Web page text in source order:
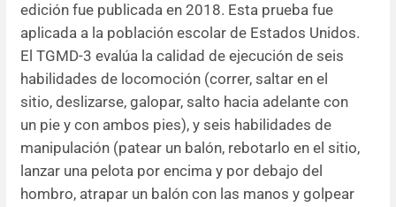
edición fue publicada en 2018. Esta prueba fue
aplicada a la población escolar de Estados Unidos.
El TGMD-3 evalúa la calidad de ejecución de seis
habilidades de locomoción (correr, saltar en el
sitio, deslizarse, galopar, salto hacia adelante con
un pie y con ambos pies), y seis habilidades de
manipulación (patear un balón, rebotarlo en el sitio,
lanzar una pelota por encima y por debajo del
hombro, atrapar un balón con las manos y golpear